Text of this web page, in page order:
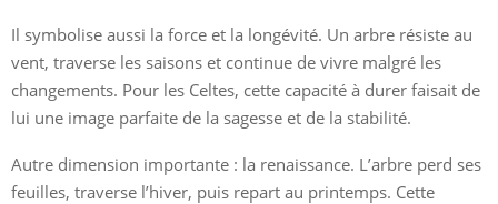
Il symbolise aussi la force et la longévité. Un arbre résiste au
vent, traverse les saisons et continue de vivre malgré les
changements. Pour les Celtes, cette capacité à durer faisait de
lui une image parfaite de la sagesse et de la stabilité.
Autre dimension importante : la renaissance. L’arbre perd ses
feuilles, traverse l’hiver, puis repart au printemps. Cette